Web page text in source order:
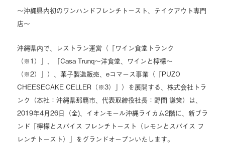
～沖縄県内初のワンハンドフレンチトースト、テイクアウト専門
店～
沖縄県内で、レストラン運営（「ワイン食堂トランク
（※1）」、「Casa Trunq～洋食堂、ワインと檸檬～
（※2）」）、菓子製造販売、eコマース事業（「PUZO
CHEESECAKE CELLER（※3）」）を展開する、株式会社トラ
ンク（本社：沖縄県那覇市、代表取締役社長：野間 謙策）は、
2019年4月26日（金)、イオンモール沖縄ライカム2階に、新ブラ
ンド「檸檬とスパイス フレンチトースト（レモンとスパイス フ
レンチトースト）」をグランドオープンいたします。